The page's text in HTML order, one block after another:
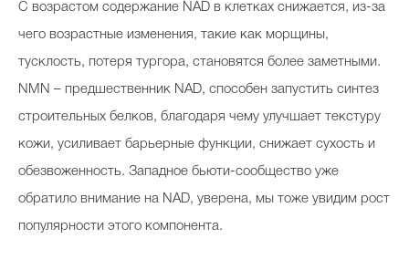
С возрастом содержание NAD в клетках снижается, из-за
чего возрастные изменения, такие как морщины,
тусклость, потеря тургора, становятся более заметными.
NMN – предшественник NAD, способен запустить синтез
строительных белков, благодаря чему улучшает текстуру
кожи, усиливает барьерные функции, снижает сухость и
обезвоженность. Западное бьюти-сообщество уже
обратило внимание на NAD, уверена, мы тоже увидим рост
популярности этого компонента.